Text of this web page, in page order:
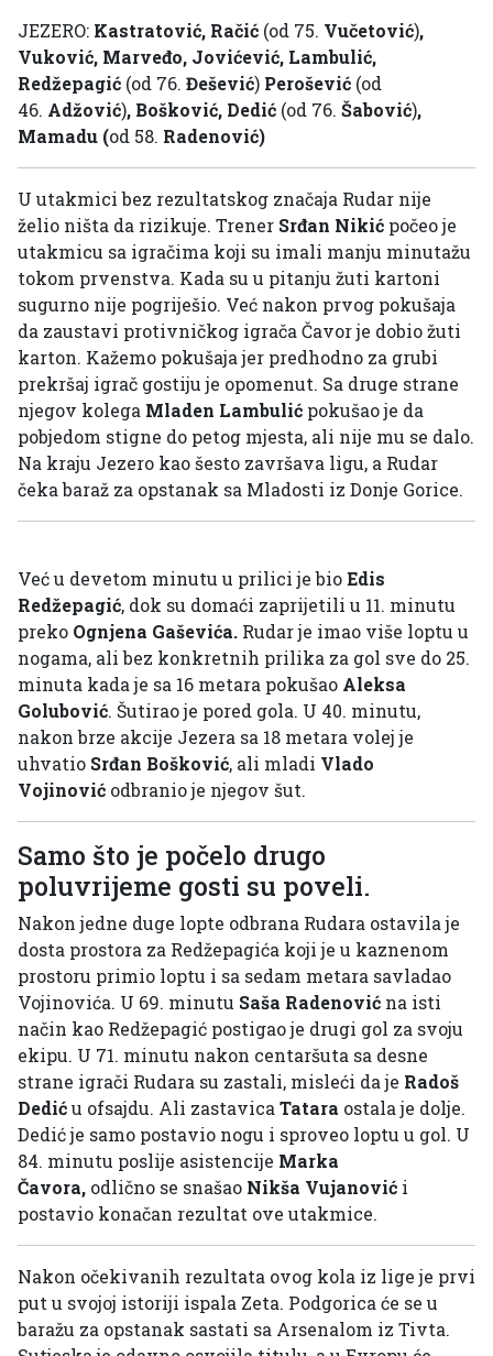
JEZERO: Kastratović, Račić (od 75. Vučetović),
Vuković, Marveđo, Jovićević, Lambulić,
Redžepagić (od 76. Đešević) Perošević (od
46. Adžović), Bošković, Dedić (od 76. Šabović),
Mamadu (od 58. Radenović)
U utakmici bez rezultatskog značaja Rudar nije
želio ništa da rizikuje. Trener Srđan Nikić počeo je
utakmicu sa igračima koji su imali manju minutažu
tokom prvenstva. Kada su u pitanju žuti kartoni
sugurno nije pogriješio. Već nakon prvog pokušaja
da zaustavi protivničkog igrača Čavor je dobio žuti
karton. Kažemo pokušaja jer predhodno za grubi
prekršaj igrač gostiju je opomenut. Sa druge strane
njegov kolega Mladen Lambulić pokušao je da
pobjedom stigne do petog mjesta, ali nije mu se dalo.
Na kraju Jezero kao šesto završava ligu, a Rudar
čeka baraž za opstanak sa Mladosti iz Donje Gorice.
Već u devetom minutu u prilici je bioEdis
Redžepagić, dok su domaći zaprijetili u 11. minutu
preko Ognjena Gaševića. Rudar je imao više loptu u
nogama, ali bez konkretnih prilika za gol sve do 25.
minuta kada je sa 16 metara pokušao Aleksa
Golubović. Šutirao je pored gola. U 40. minutu,
nakon brze akcije Jezera sa 18 metara volej je
uhvatio Srđan Bošković, ali mladi Vlado
Vojinović odbranio je njegov šut.
Samo što je počelo drugo
poluvrijeme gosti su poveli.
Nakon jedne duge lopte odbrana Rudara ostavila je
dosta prostora za Redžepagića koji je u kaznenom
prostoru primio loptu i sa sedam metara savladao
Vojinovića. U 69. minutu Saša Radenović na isti
način kao Redžepagić postigao je drugi gol za svoju
ekipu. U 71. minutu nakon centaršuta sa desne
strane igrači Rudara su zastali, misleći da je Radoš
Dediću ofsajdu. Ali zastavicaTatara ostala je dolje.
Dedić je samo postavio nogu i sproveo loptu u gol. U
84. minutu poslije asistencije Marka
Čavora, odlično se snašao Nikša Vujanović i
postavio konačan rezultat ove utakmice.
Nakon očekivanih rezultata ovog kola iz lige je prvi
put u svojoj istoriji ispala Zeta. Podgorica će se u
baražu za opstanak sastati sa Arsenalom iz Tivta.